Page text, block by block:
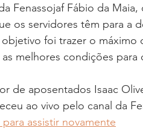
Fenassojaf Fábio da
os servidores têm para a
foi trazer o máximo
melhores condições para
de aposentados Isaac
ao vivo pelo canal da
assistir novamente